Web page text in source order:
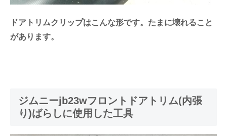
ドアトリムクリップはこんな形です。たまに壊れること
があります。
ジムニーjb23wフロントドアトリム(内張
り)ばらしに使用した工具